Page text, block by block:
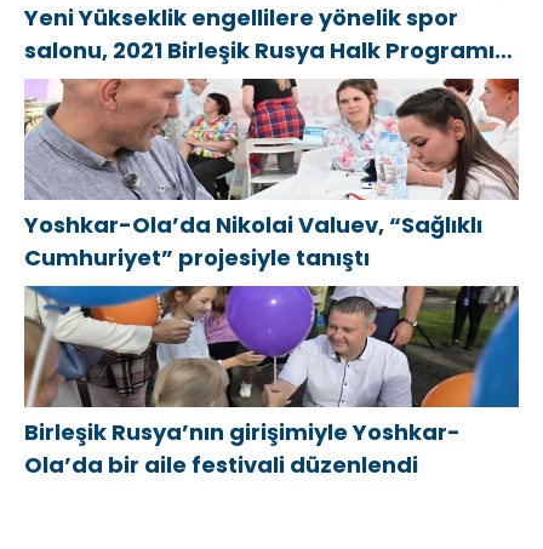
Yeni Yükseklik engellilere yönelik spor
salonu, 2021 Birleşik Rusya Halk Programı
kapsamında Saratov’da açıldı
Yoshkar-Ola’da Nikolai Valuev, “Sağlıklı
Cumhuriyet” projesiyle tanıştı
Birleşik Rusya’nın girişimiyle Yoshkar-
Ola’da bir aile festivali düzenlendi